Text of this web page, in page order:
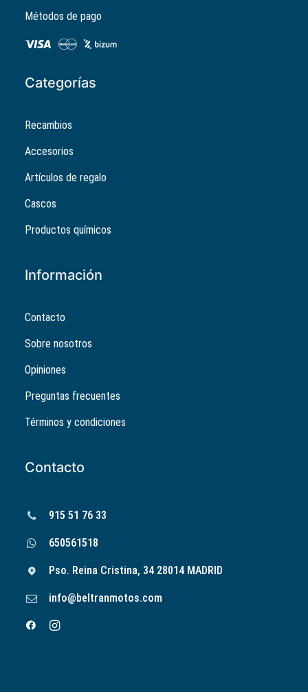
Métodos de pago
Categorías
Recambios
Accesorios
Artículos de regalo
Cascos
Productos químicos
Información
Contacto
Sobre nosotros
Opiniones
Preguntas frecuentes
Términos y condiciones
Contacto
915 51 76 33
650561518
Pso. Reina Cristina, 34 28014 MADRID
info@beltranmotos.com